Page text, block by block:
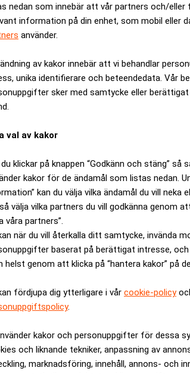
nedan som innebär att vår partners och/eller
information på din enhet, som mobil eller
använder.
av kakor innebär att vi behandlar
unika identifierare och beteendedata. Vår
sker med samtycke eller
val av kakor
klickar på knappen “Godkänn och stäng” så
kakor för de ändamål som listas nedan.
kan du välja vilka ändamål du vill neka
välja vilka partners du vill godkänna genom
våra partners”.
när du vill återkalla ditt samtycke, invända
baserat på berättigat intresse, och
helst genom att klicka på “hantera kakor” på
fördjupa dig ytterligare i vår cookie-policy
.
kakor och personuppgifter för dessa
och liknande tekniker, anpassning av
marknadsföring, innehåll, annons- och
död.
tyckte att det var tråkigt att de inte fick
2003 har vi upplevt ett rejält lyft under
jämnt med i våras trots
av Klee skrivas ned från 43
över utropet.
igen 20- och 30-talisterna som gick bäst.
naivister, primitivister och
på vad folk är villiga att betala mycket
Gustaf Petersén, att prisskillnaden ökar
bästa verken jämfört med de mer
säger Carl-Gustaf Petersén.